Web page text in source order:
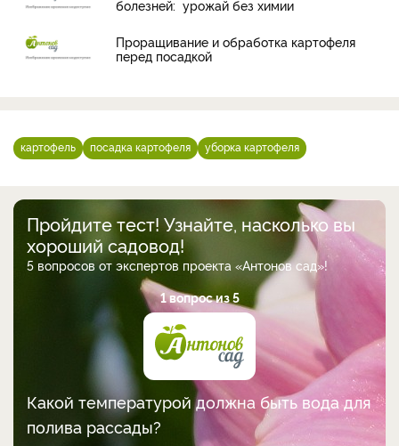
болезней: урожай без химии
Проращивание и обработка картофеля
перед посадкой
картофель посадка картофеля уборка картофеля
Пройдите тест! Узнайте, насколько вы
хороший садовод!
5 вопросов от экспертов проекта «Антонов сад»!
1 вопрос из 5
Какой температурой должна быть вода для
полива рассады?